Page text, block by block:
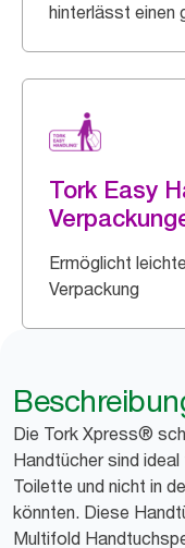
hinterlässt einen
Tork Easy
Ermöglicht
Verpackung
Die Tork Xpress®
Handtücher sind
Toilette und nicht in
könnten. Diese
Multifold